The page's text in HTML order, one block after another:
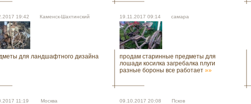
19:42 Каменск-Шахтинский
для ландшафтного дизайна
19.11.2017 09:14 cамара
продам старинные предметы для
лошади косилка загребалка плуги
разные бороны все работает »»
11:19 Москва 09.10.2017 20:08 Псков